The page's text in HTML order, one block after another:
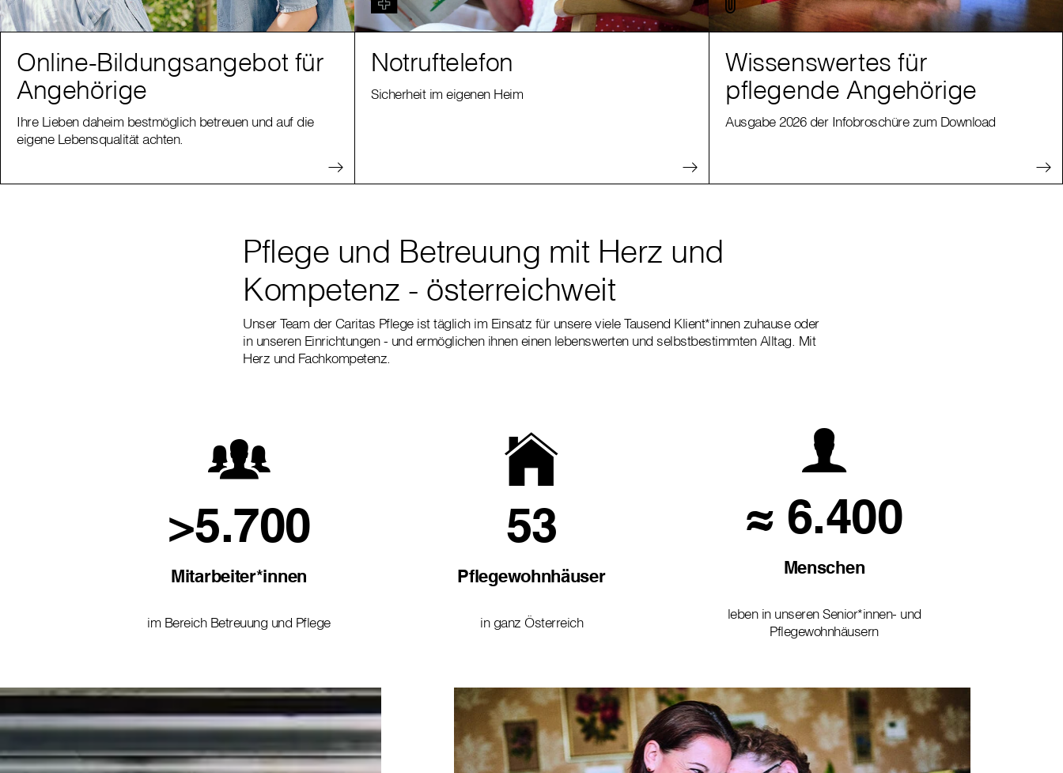
Online-Bildungsangebot für
Angehörige
Ihre Lieben daheim bestmöglich betreuen und auf die
eigene Lebensqualität achten.
Notruftelefon
Sicherheit im eigenen Heim
Wissenswertes für
pflegende Angehörige
Ausgabe 2026 der Infobroschüre zum Download
Pflege und Betreuung mit Herz und
Kompetenz - österreichweit
Unser Team der Caritas Pflege ist täglich im Einsatz für unsere viele Tausend Klient*innen zuhause oder
in unseren Einrichtungen - und ermöglichen ihnen einen lebenswerten und selbstbestimmten Alltag. Mit
Herz und Fachkompetenz.
>5.700
Mitarbeiter*innen
im Bereich Betreuung und Pflege
53
Pflegewohnhäuser
in ganz Österreich
≈ 6.400
Menschen
leben in unseren Senior*innen- und
Pflegewohnhäusern